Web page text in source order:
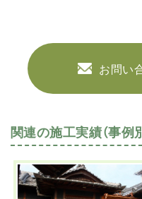
お問い
関連の施工実績（事例